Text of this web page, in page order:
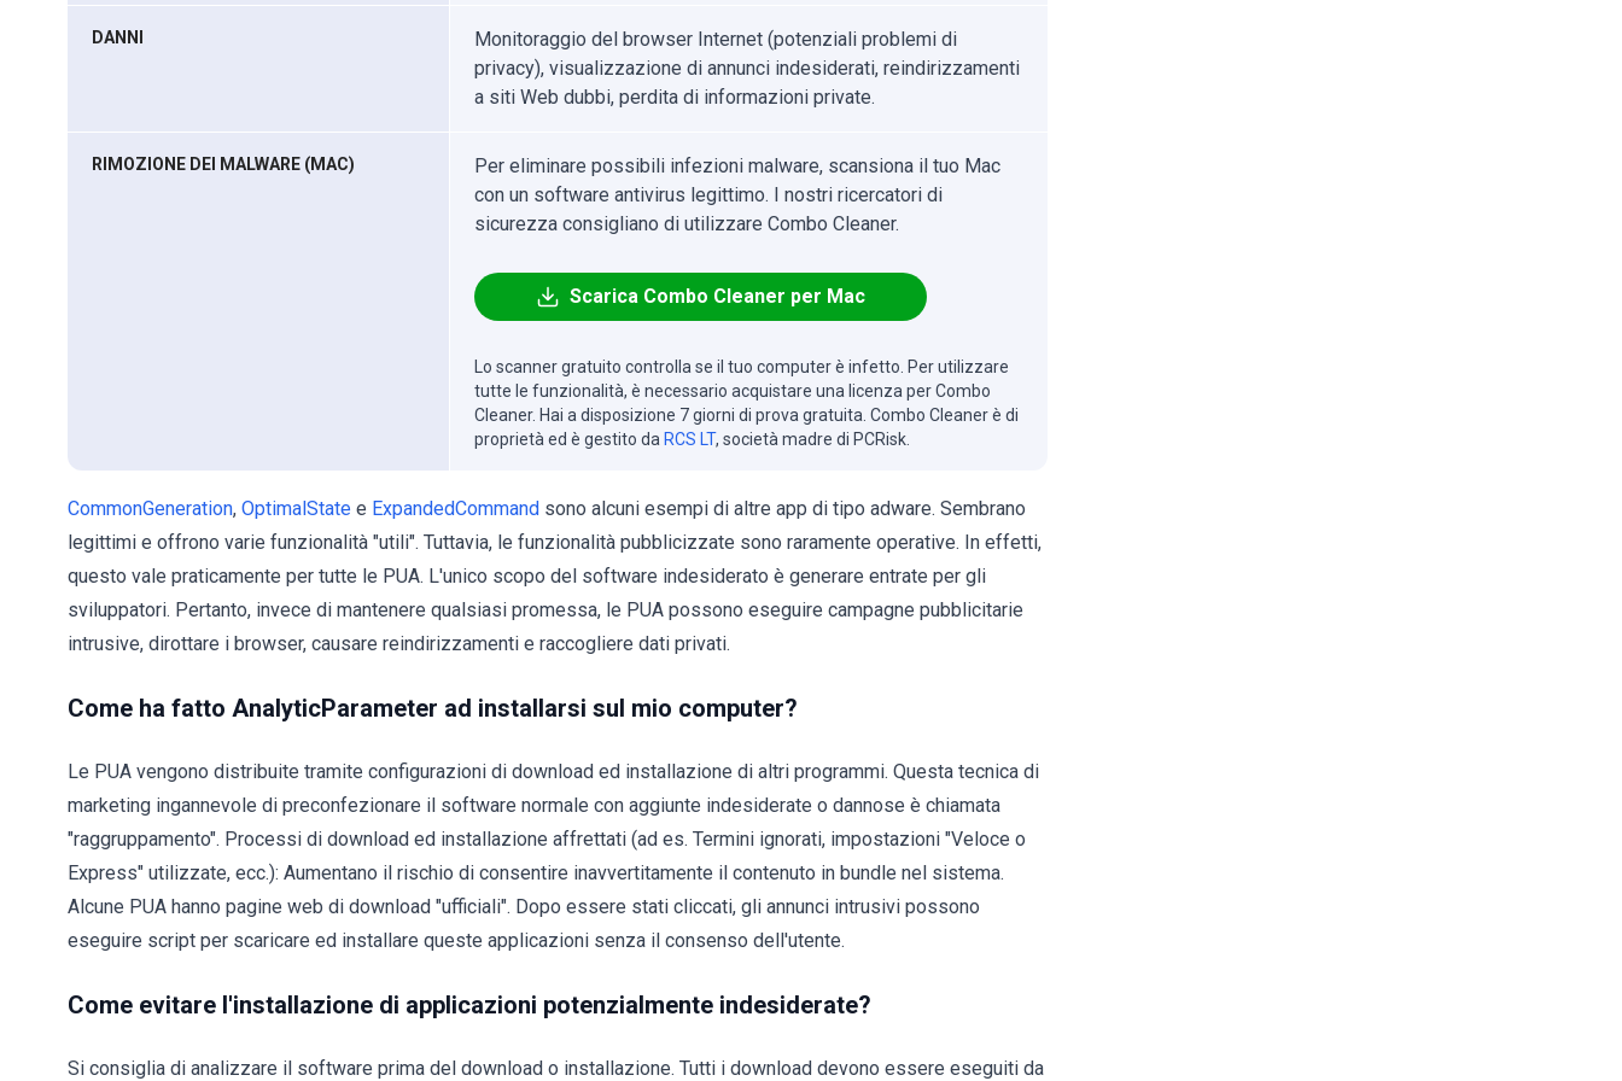
DANNI
Monitoraggio del browser Internet (potenziali problemi di
privacy), visualizzazione di annunci indesiderati, reindirizzamenti
a siti Web dubbi, perdita di informazioni private.
RIMOZIONE DEI MALWARE (MAC)
Per eliminare possibili infezioni malware, scansiona il tuo Mac
con un software antivirus legittimo. I nostri ricercatori di
sicurezza consigliano di utilizzare Combo Cleaner.
Scarica Combo Cleaner per Mac
Lo scanner gratuito controlla se il tuo computer è infetto. Per utilizzare
tutte le funzionalità, è necessario acquistare una licenza per Combo
Cleaner. Hai a disposizione 7 giorni di prova gratuita. Combo Cleaner è di
proprietà ed è gestito da RCS LT, società madre di PCRisk.
CommonGeneration, OptimalState e ExpandedCommand sono alcuni esempi di altre app di tipo adware. Sembrano
legittimi e offrono varie funzionalità "utili". Tuttavia, le funzionalità pubblicizzate sono raramente operative. In effetti,
questo vale praticamente per tutte le PUA. L'unico scopo del software indesiderato è generare entrate per gli
sviluppatori. Pertanto, invece di mantenere qualsiasi promessa, le PUA possono eseguire campagne pubblicitarie
intrusive, dirottare i browser, causare reindirizzamenti e raccogliere dati privati.
Come ha fatto AnalyticParameter ad installarsi sul mio computer?
Le PUA vengono distribuite tramite configurazioni di download ed installazione di altri programmi. Questa tecnica di
marketing ingannevole di preconfezionare il software normale con aggiunte indesiderate o dannose è chiamata
"raggruppamento". Processi di download ed installazione affrettati (ad es. Termini ignorati, impostazioni "Veloce o
Express" utilizzate, ecc.): Aumentano il rischio di consentire inavvertitamente il contenuto in bundle nel sistema.
Alcune PUA hanno pagine web di download "ufficiali". Dopo essere stati cliccati, gli annunci intrusivi possono
eseguire script per scaricare ed installare queste applicazioni senza il consenso dell'utente.
Come evitare l'installazione di applicazioni potenzialmente indesiderate?
Si consiglia di analizzare il software prima del download o installazione. Tutti i download devono essere eseguiti da